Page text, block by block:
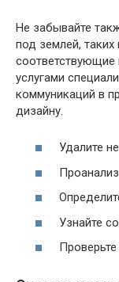
Не забывайте
под землей,
соответствующие
услугами
коммуникаций в
дизайну.
Удалите
Узнайте